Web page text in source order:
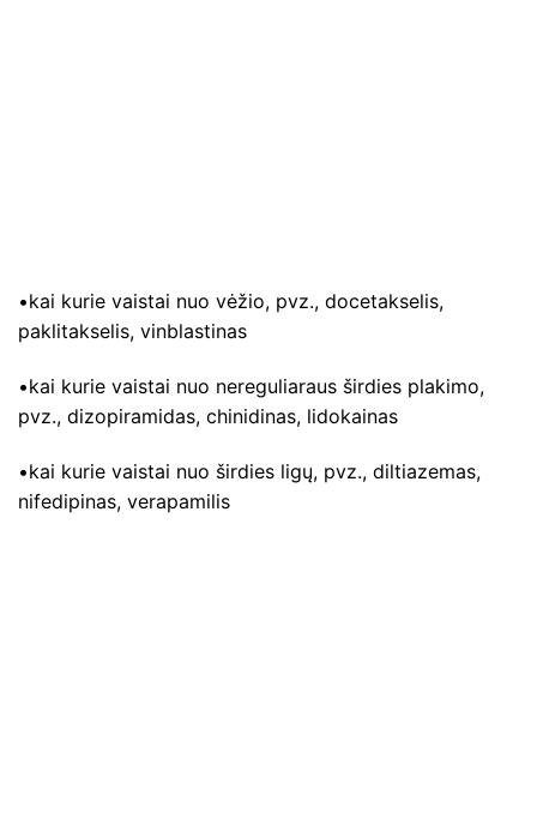
•kai kurie vaistai nuo vėžio, pvz., docetakselis,
paklitakselis, vinblastinas
•kai kurie vaistai nuo nereguliaraus širdies plakimo,
pvz., dizopiramidas, chinidinas, lidokainas
•kai kurie vaistai nuo širdies ligų, pvz., diltiazemas,
nifedipinas, verapamilis